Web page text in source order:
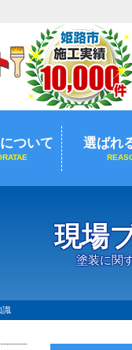
ついて 選ばれ
現場
塗装に関
識